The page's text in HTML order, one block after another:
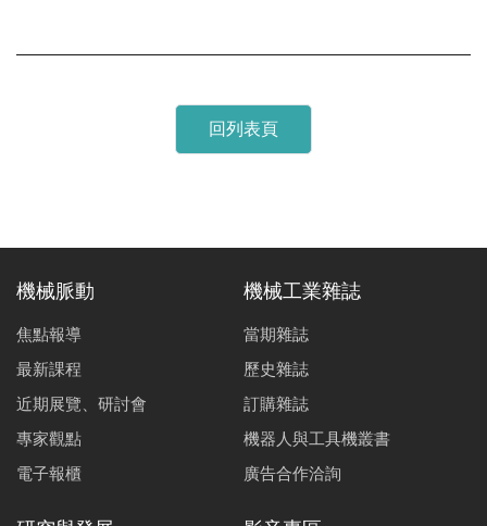
回列表頁
機械脈動
焦點報導
最新課程
近期展覽、研討會
專家觀點
電子報櫃
機械工業雜誌
當期雜誌
歷史雜誌
訂購雜誌
機器人與工具機叢書
廣告合作洽詢